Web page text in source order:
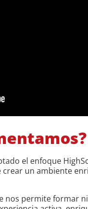
el enfoque
un ambiente
nos permite formar